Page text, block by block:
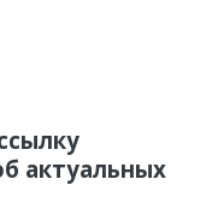
актуальных